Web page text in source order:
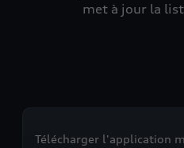
met à jour la
Télécharger l'application